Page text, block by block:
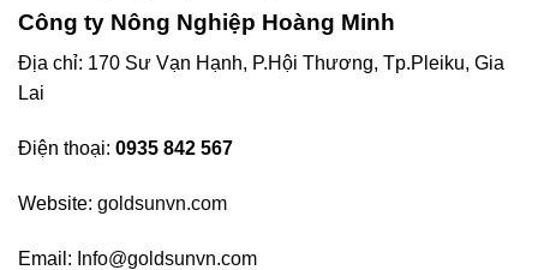
Công ty Nông Nghiệp Hoàng Minh
Địa chỉ: 170 Sư Vạn Hạnh, P.Hội Thương, Tp.Pleiku, Gia
Lai
Điện thoại: 0935 842 567
Website: goldsunvn.com
Email: Info@goldsunvn.com